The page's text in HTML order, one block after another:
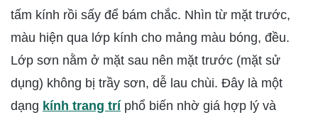
tấm kính rồi sấy để bám chắc. Nhìn từ mặt trước,
màu hiện qua lớp kính cho mảng màu bóng, đều.
Lớp sơn nằm ở mặt sau nên mặt trước (mặt sử
dụng) không bị trầy sơn, dễ lau chùi. Đây là một
dạng kính trang trí phổ biến nhờ giá hợp lý và